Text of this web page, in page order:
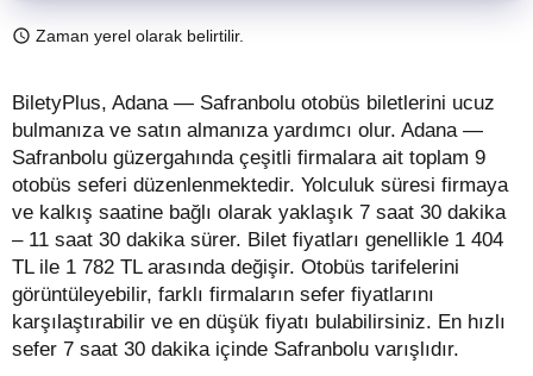
Zaman yerel olarak belirtilir.
BiletyPlus, Adana — Safranbolu otobüs biletlerini ucuz
bulmanıza ve satın almanıza yardımcı olur. Adana —
Safranbolu güzergahında çeşitli firmalara ait toplam 9
otobüs seferi düzenlenmektedir. Yolculuk süresi firmaya
ve kalkış saatine bağlı olarak yaklaşık 7 saat 30 dakika
– 11 saat 30 dakika sürer. Bilet fiyatları genellikle 1 404
TL ile 1 782 TL arasında değişir. Otobüs tarifelerini
görüntüleyebilir, farklı firmaların sefer fiyatlarını
karşılaştırabilir ve en düşük fiyatı bulabilirsiniz. En hızlı
sefer 7 saat 30 dakika içinde Safranbolu varışlıdır.